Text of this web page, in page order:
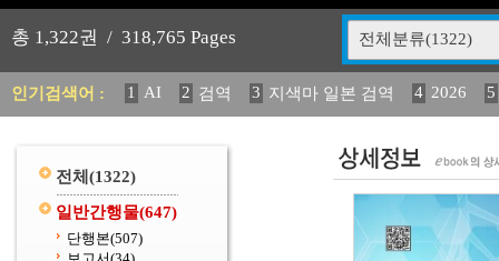
총 1,322권 / 318,765 Pages 전체분류(1322)
인기검색어 : 1 AI 2 검역 3 지색마 일본 검역 4 2026
5
11 2025 12 중독성 식물 도감 13 (2013년도)
전체 (1322)
일반간행물(647)
단행본(507)